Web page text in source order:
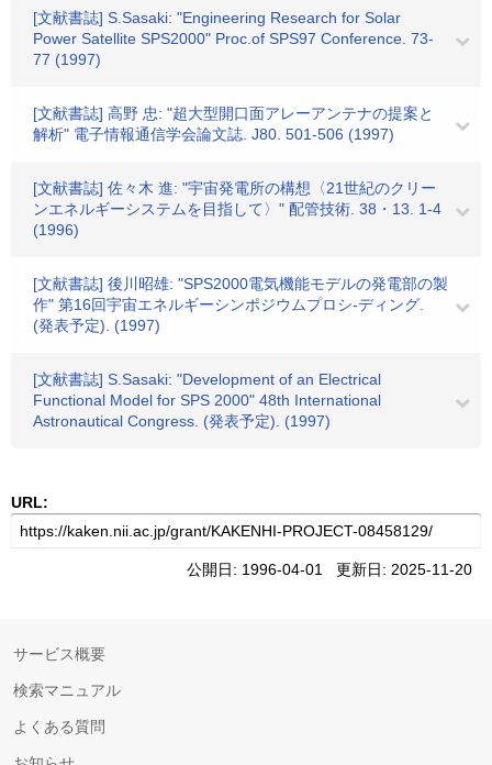
[文献書誌] S.Sasaki: "Engineering Research for Solar
Power Satellite SPS2000" Proc.of SPS97 Conference. 73-
77 (1997)
[文献書誌] 高野 忠: "超大型開口面アレーアンテナの提案と
解析" 電子情報通信学会論文誌. J80. 501-506 (1997)
[文献書誌] 佐々木 進: "宇宙発電所の構想〈21世紀のクリー
ンエネルギーシステムを目指して〉" 配管技術. 38・13. 1-4
(1996)
[文献書誌] 後川昭雄: "SPS2000電気機能モデルの発電部の製
作" 第16回宇宙エネルギーシンポジウムプロシ-ディング.
(発表予定). (1997)
[文献書誌] S.Sasaki: "Development of an Electrical
Functional Model for SPS 2000" 48th International
Astronautical Congress. (発表予定). (1997)
URL:
公開日: 1996-04-01 更新日: 2025-11-20
サービス概要
検索マニュアル
よくある質問